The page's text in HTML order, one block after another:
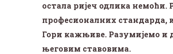
остала ријеч одлика немоћи.
професионалних стандарда,
Гори кажњиве. Разумијемо и
његовим ставовима.